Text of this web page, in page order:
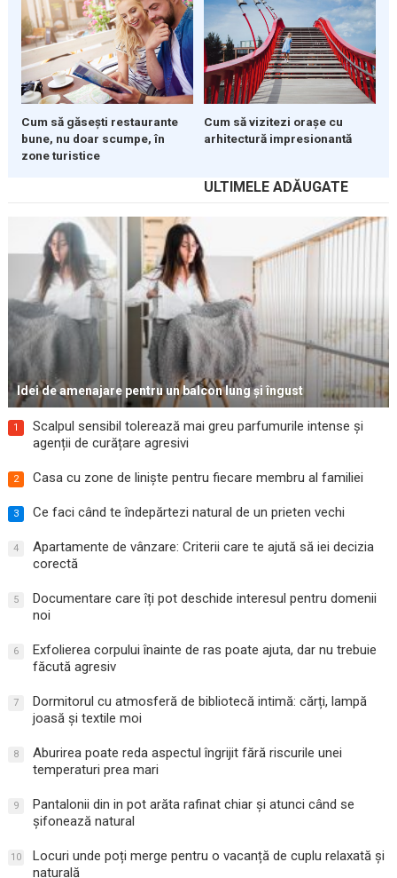
Cum să găsești restaurante
bune, nu doar scumpe, în
zone turistice
Cum să vizitezi orașe cu
arhitectură impresionantă
ULTIMELE ADĂUGATE
Idei de amenajare pentru un balcon lung și îngust
1
Scalpul sensibil tolerează mai greu parfumurile intense și
agenții de curățare agresivi
2 Casa cu zone de liniște pentru fiecare membru al familiei
3 Ce faci când te îndepărtezi natural de un prieten vechi
4
Apartamente de vânzare: Criterii care te ajută să iei decizia
corectă
5
Documentare care îți pot deschide interesul pentru domenii
noi
6
Exfolierea corpului înainte de ras poate ajuta, dar nu trebuie
făcută agresiv
7
Dormitorul cu atmosferă de bibliotecă intimă: cărți, lampă
joasă și textile moi
8
Aburirea poate reda aspectul îngrijit fără riscurile unei
temperaturi prea mari
9
Pantalonii din in pot arăta rafinat chiar și atunci când se
șifonează natural
10
Locuri unde poți merge pentru o vacanță de cuplu relaxată și
naturală